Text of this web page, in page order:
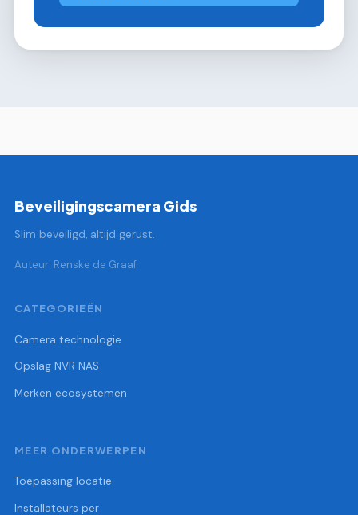
Beveiligingscamera Gids
Slim beveiligd, altijd gerust.
Auteur: Renske de Graaf
CATEGORIEËN
Camera technologie
Opslag NVR NAS
Merken ecosystemen
MEER ONDERWERPEN
Toepassing locatie
Installateurs per